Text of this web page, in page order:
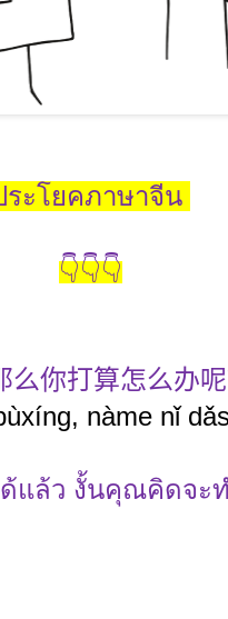
ระโยคภาษาจีน
👇👇👇
你打算怎么办呢
nàme nǐ
แล้ว งั้นคุณคิดจะ